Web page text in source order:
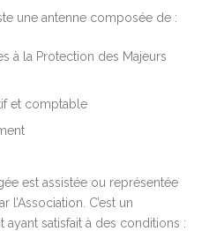
une antenne composée de :
à la Protection des Majeurs
et comptable
est assistée ou représentée
l’Association. C’est un
satisfait à des conditions :